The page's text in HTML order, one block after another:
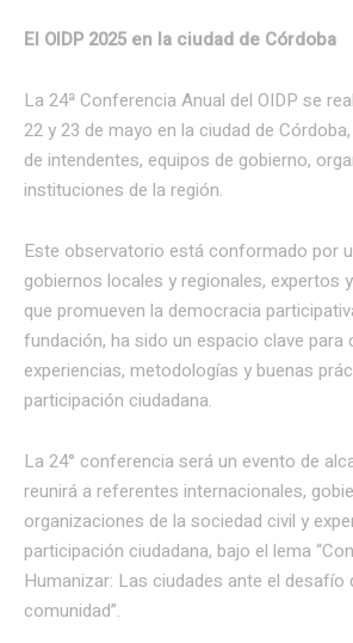
El OIDP 2025 en la ciudad de Córdoba
La 24ª Conferencia Anual del OIDP se
22 y 23 de mayo en la ciudad de
de intendentes, equipos de gobierno,
instituciones de la región.
Este observatorio está conformado por
gobiernos locales y regionales, expertos
que promueven la democracia
fundación, ha sido un espacio clave para
experiencias, metodologías y buenas
participación ciudadana.
La 24° conferencia será un evento de
reunirá a referentes internacionales,
organizaciones de la sociedad civil y
participación ciudadana, bajo el lema
Humanizar: Las ciudades ante el desafío
comunidad”.